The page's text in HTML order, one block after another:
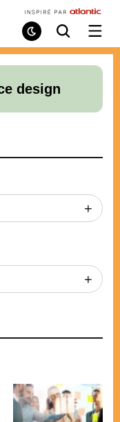
Mode
de
Recherche
/
le
design